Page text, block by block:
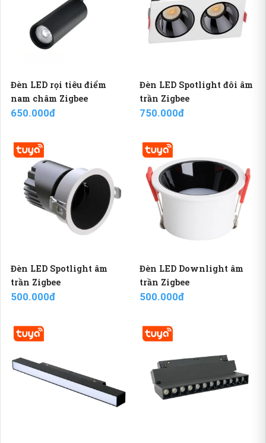
Đèn LED rọi tiêu điểm
nam châm Zigbee
650.000đ
Đèn LED Spotlight đôi âm
trần Zigbee
750.000đ
Đèn LED Spotlight âm
trần Zigbee
500.000đ
Đèn LED Downlight âm
trần Zigbee
500.000đ